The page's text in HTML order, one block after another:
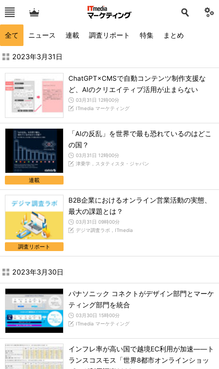
全て ニュース 連載 調査リポート 特集 まとめ
2023年3月の記事一覧 - ITmedia マーケティング
2023年3月31日
ChatGPT×CMSで自動コンテンツ制作支援な
ど、AIのクリエイティブ活用が止まらない
03月31日 12時00分
ITmedia マーケティング
連載
「AIの反乱」を世界で最も恐れているのはどこ
の国？
03月31日 12時00分
津乗学，スタティスタ・ジャパン
調査リポート
B2B企業におけるオンライン営業活動の実態、
最大の課題とは？
03月31日 09時00分
デジマ調査ラボ，ITmedia
2023年3月30日
パナソニック コネクトがデザイン部門とマーケ
ティング部門を統合
03月30日 15時00分
ITmedia マーケティング
インフレ率が高い国で越境EC利用が加速――ト
ランスコスモス「世界8都市オンラインショッ